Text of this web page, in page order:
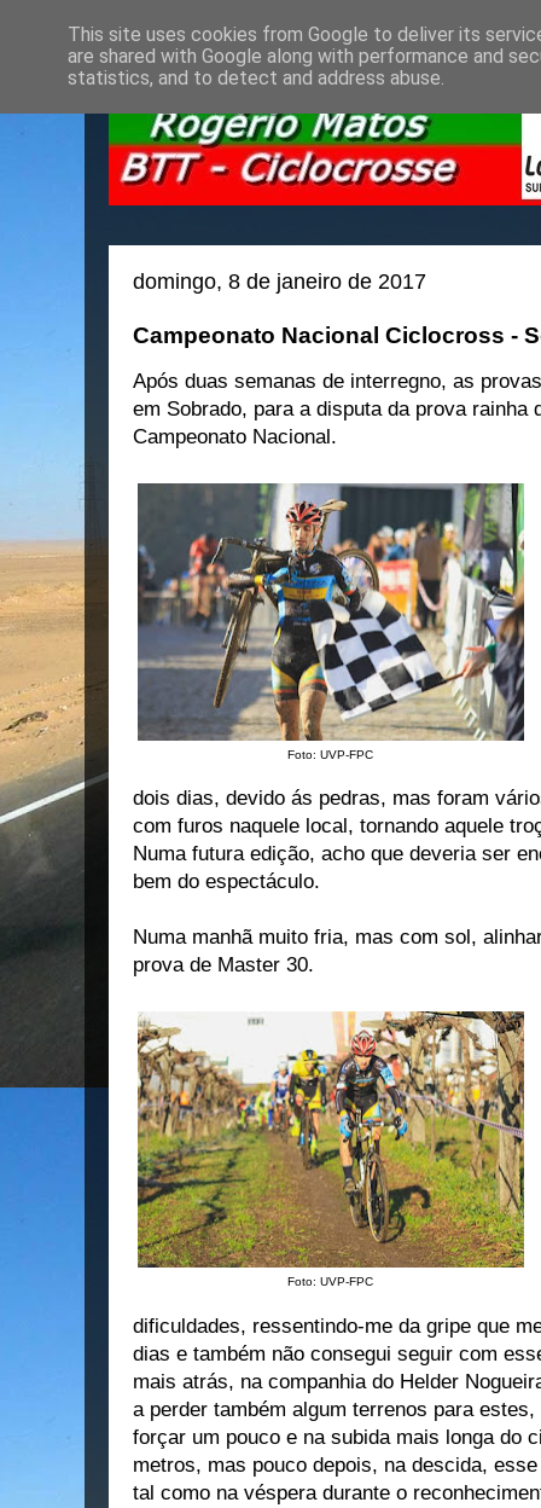
domingo, 8 de janeiro de 2017
Campeonato Nacional Ciclocross -
Após duas semanas de interregno, as
em Sobrado, para a disputa da prova rainha
Campeonato Nacional.
Foto: UVP-FPC
dois dias, devido ás pedras, mas foram
com furos naquele local, tornando aquele
Numa futura edição, acho que deveria ser
bem do espectáculo.
Numa manhã muito fria, mas com sol,
prova de Master 30.
Foto: UVP-FPC
dificuldades, ressentindo-me da gripe que
dias e também não consegui seguir com
mais atrás, na companhia do Helder
a perder também algum terrenos para
forçar um pouco e na subida mais longa do
metros, mas pouco depois, na descida,
tal como na véspera durante o
This site uses cookies from Google to deliver its
are shared with Google along with performance and
statistics, and to detect and address abuse.